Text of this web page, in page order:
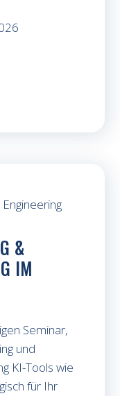
mit KI erstellen
&
IM
Seminar,
und
KI-Tools wie
für Ihr